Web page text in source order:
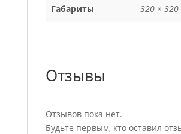
Габариты 320 ×
Отзывы
Отзывов пока нет.
Будьте первым, кто оставил